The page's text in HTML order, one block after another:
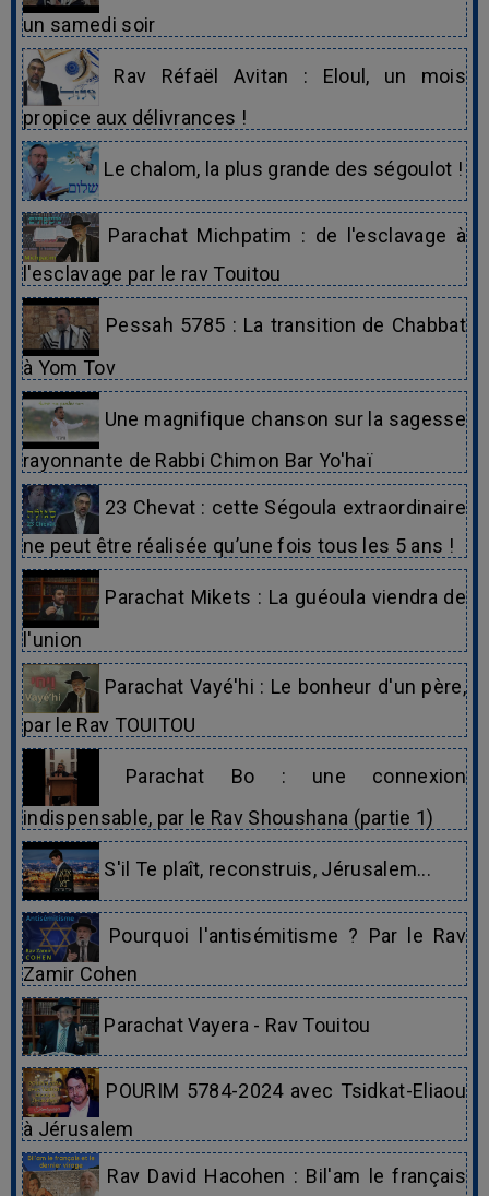
un samedi soir
Rav Réfaël Avitan : Eloul, un mois
propice aux délivrances !
Le chalom, la plus grande des ségoulot !
Parachat Michpatim : de l'esclavage à
l'esclavage par le rav Touitou
Pessah 5785 : La transition de Chabbat
à Yom Tov
Une magnifique chanson sur la sagesse
rayonnante de Rabbi Chimon Bar Yo'haï
23 Chevat : cette Ségoula extraordinaire
ne peut être réalisée qu’une fois tous les 5 ans !
Parachat Mikets : La guéoula viendra de
l'union
Parachat Vayé'hi : Le bonheur d'un père,
par le Rav TOUITOU
Parachat Bo : une connexion
indispensable, par le Rav Shoushana (partie 1)
S'il Te plaît, reconstruis, Jérusalem...
Pourquoi l'antisémitisme ? Par le Rav
Zamir Cohen
Parachat Vayera - Rav Touitou
POURIM 5784-2024 avec Tsidkat-Eliaou
à Jérusalem
Rav David Hacohen : Bil'am le français